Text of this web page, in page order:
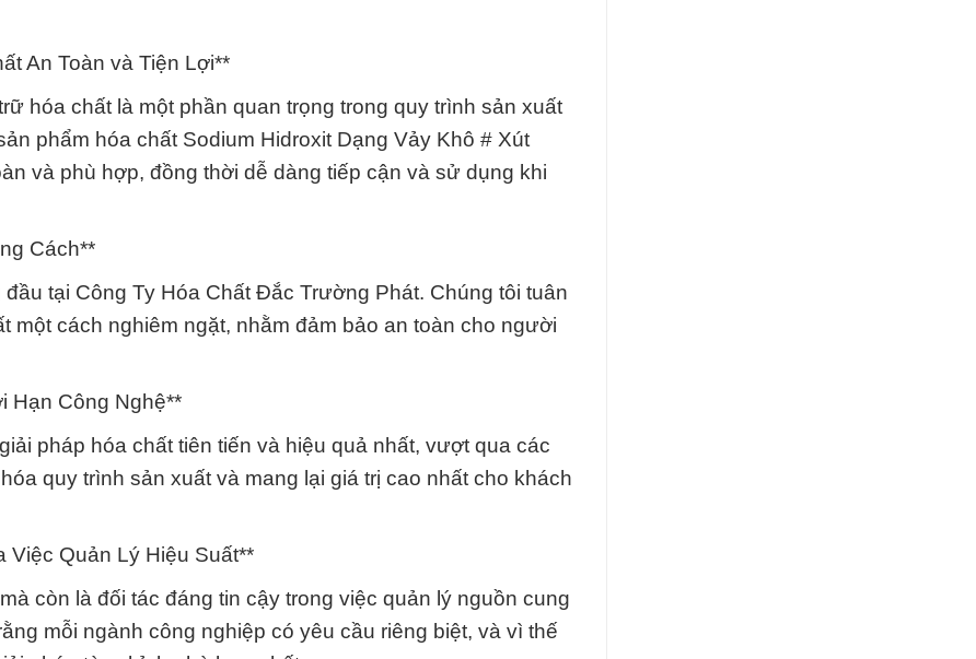
An Toàn và Tiện Lợi**
hóa chất là một phần quan trọng trong quy trình sản xuất
phẩm hóa chất Sodium Hidroxit Dạng Vảy Khô # Xút
và phù hợp, đồng thời dễ dàng tiếp cận và sử dụng khi
Cách**
tại Công Ty Hóa Chất Đắc Trường Phát. Chúng tôi tuân
một cách nghiêm ngặt, nhằm đảm bảo an toàn cho người
Hạn Công Nghệ**
pháp hóa chất tiên tiến và hiệu quả nhất, vượt qua các
quy trình sản xuất và mang lại giá trị cao nhất cho khách
Việc Quản Lý Hiệu Suất**
còn là đối tác đáng tin cậy trong việc quản lý nguồn cung
mỗi ngành công nghiệp có yêu cầu riêng biệt, và vì thế